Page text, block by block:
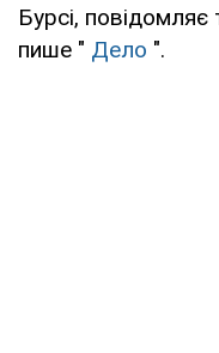
Бурсі,
пише " Дело ".